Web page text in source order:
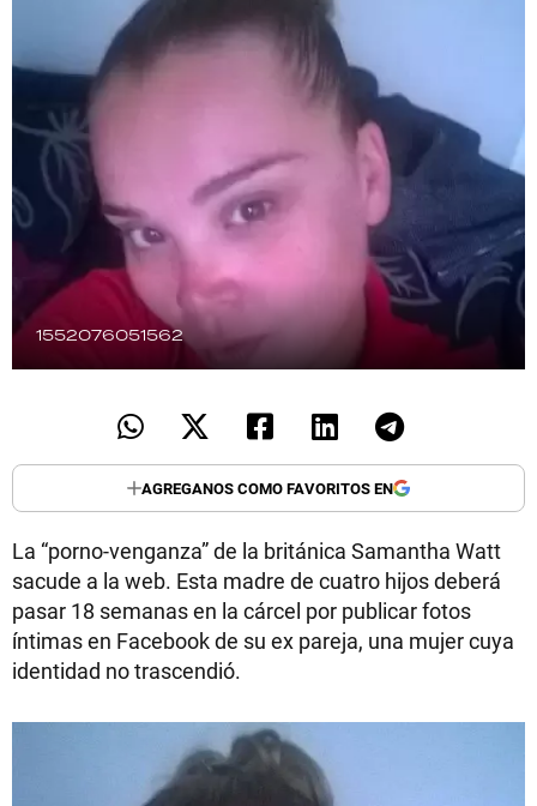
1552076051562
AGREGANOS COMO FAVORITOS EN
La “porno-venganza” de la británica Samantha Watt
sacude a la web. Esta madre de cuatro hijos deberá
pasar 18 semanas en la cárcel por publicar fotos
íntimas en Facebook de su ex pareja, una mujer cuya
identidad no trascendió.
RECETAS
PALABRAS
HORÓSCOPO
Seguinos